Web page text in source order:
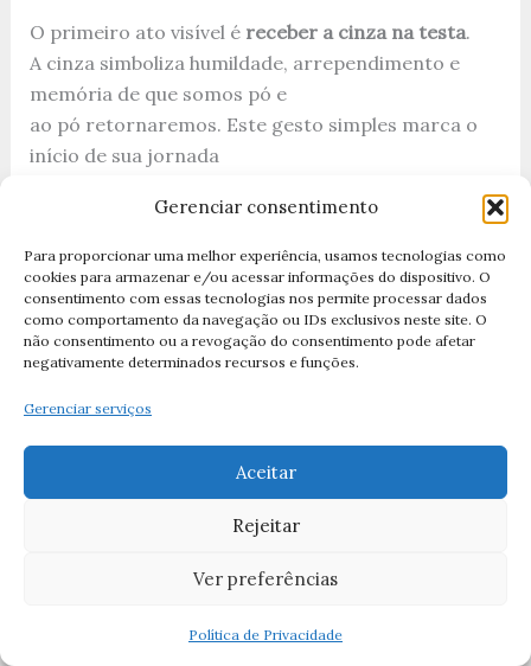
Gerenciar consentimento
Para proporcionar uma melhor experiência, usamos tecnologias como
cookies para armazenar e/ou acessar informações do dispositivo. O
consentimento com essas tecnologias nos permite processar dados
como comportamento da navegação ou IDs exclusivos neste site. O
não consentimento ou a revogação do consentimento pode afetar
negativamente determinados recursos e funções.
Gerenciar serviços
Aceitar
Rejeitar
Ver preferências
Política de Privacidade
O primeiro ato visível é receber a cinza na testa.
A cinza simboliza humildade, arrependimento e
memória de que somos pó e
ao pó retornaremos. Este gesto simples marca o
início de sua jornada
fevereiro) é essencial.
2.Participe da Missa Regularmente
Não espere pelos domingos.Vá à Missa pelo menos
nas sextas-feiras da Quaresma
alimento para a alma. Durante a Quaresma, ela é